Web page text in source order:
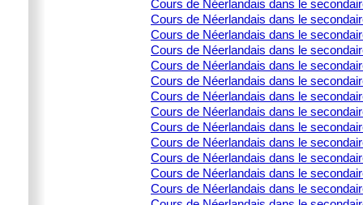
Cours de Néerlandais dans le
Cours de Néerlandais dans le
Cours de Néerlandais dans le
Cours de Néerlandais dans le
Cours de Néerlandais dans le
Cours de Néerlandais dans le
Cours de Néerlandais dans le
Cours de Néerlandais dans le
Cours de Néerlandais dans le
Cours de Néerlandais dans le
Cours de Néerlandais dans le
Cours de Néerlandais dans le
Cours de Néerlandais dans le